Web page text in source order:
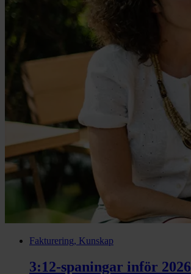
Fakturering, Kunskap
3:12-spaningar inför 2026